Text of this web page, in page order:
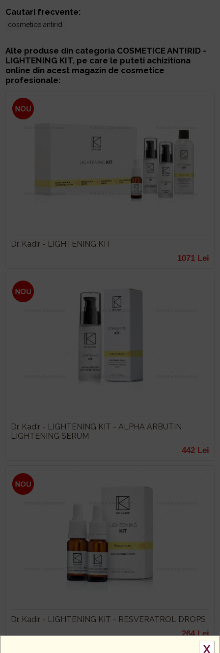
Cautari frecvente:
cosmetice antirid
Alte produse din categoria COSMETICE ANTIRID -
LIGHTENING KIT, pe care le puteti achizitiona
online din acest magazin de cosmetice
profesionale:
Dr. Kadir - LIGHTENING KIT
1071 Lei
Dr. Kadir - LIGHTENING KIT - ALPHA ARBUTIN
LIGHTENING SERUM
442 Lei
Dr. Kadir - LIGHTENING KIT - RESVERATROL DROPS
264 Lei
X